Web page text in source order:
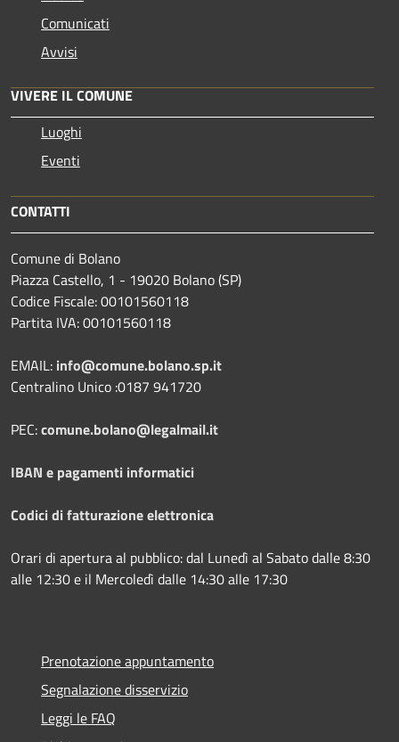
Comunicati
Avvisi
VIVERE IL COMUNE
Luoghi
Eventi
CONTATTI
Comune di Bolano
Piazza Castello, 1 - 19020 Bolano (SP)
Codice Fiscale: 00101560118
Partita IVA: 00101560118
EMAIL: info@comune.bolano.sp.it
Centralino Unico :0187 941720
PEC:comune.bolano@legalmail.it
IBAN e pagamenti informatici
Codici di fatturazione elettronica
Orari di apertura al pubblico: dal Lunedì al Sabato dalle 8:30
alle 12:30 e il Mercoledì dalle 14:30 alle 17:30
Prenotazione appuntamento
Segnalazione disservizio
Leggi le FAQ